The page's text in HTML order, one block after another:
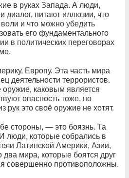
в руках Запада. А люди,
диалог, питают иллюзии, что
и что можно убедить
его фундаментального
в политических переговорах
Европу. Эта часть мира
деятельности террористов.
оружие, каковым является
опасность тоже, но
рук это своё оружие не хотят.
стороны, — это боязнь. Та
люди, которые собрались в
Латинской Америки, Азии,
мира, которые боятся друг
совершенно противоположны.